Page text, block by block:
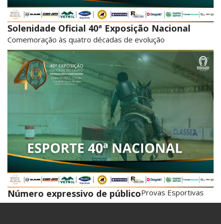
Solenidade Oficial 40ª Exposição Nacional
Comemoração às quatro décadas de evolução
Número expressivo de públicoProvas Esportivas